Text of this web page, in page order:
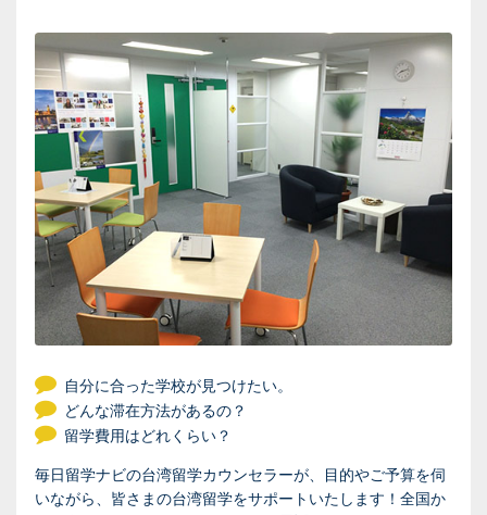
自分に合った学校が見つけたい。
どんな滞在方法があるの？
留学費用はどれくらい？
毎日留学ナビの台湾留学カウンセラーが、目的やご予算を伺
いながら、皆さまの台湾留学をサポートいたします！全国か